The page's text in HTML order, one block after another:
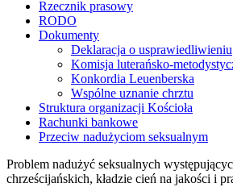
Rzecznik prasowy
RODO
Dokumenty
Deklaracja o usprawiedliwieniu
Komisja luterańsko-
Konkordia Leuenberska
Wspólne uznanie chrztu
Struktura organizacji Kościoła
Rachunki bankowe
Przeciw nadużyciom seksualnym
Problem nadużyć seksualnych
chrześcijańskich, kładzie cień na jakości i